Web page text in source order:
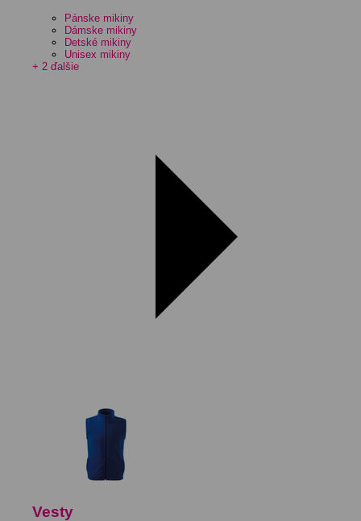
Pánske mikiny
Dámske mikiny
Detské mikiny
Unisex mikiny
+ 2 ďalšie
Vesty